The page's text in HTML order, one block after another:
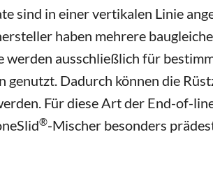
sind in einer vertikalen Linie
haben mehrere
werden ausschließlich für
genutzt. Dadurch können die
Für diese Art der End-of-
®-Mischer besonders